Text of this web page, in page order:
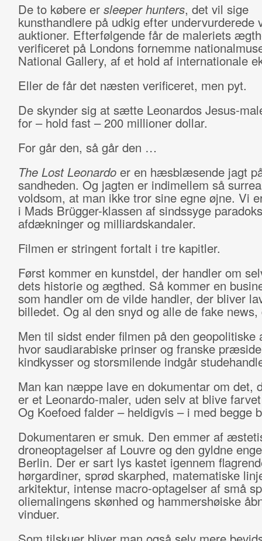
De to købere er sleeper hunters, det vil sige
kunsthandlere på udkig efter undervurderede
auktioner. Efterfølgende får de maleriets
verificeret på Londons fornemme
National Gallery, af et hold af internationale
Eller de får det næsten verificeret, men pyt.
De skynder sig at sætte Leonardos Jesus-
for – hold fast – 200 millioner dollar.
For går den, så går den …
The Lost Leonardoer en hæsblæsende jagt
sandheden. Og jagten er indimellem så
voldsom, at man ikke tror sine egne øjne. Vi
i Mads Brügger-klassen af sindssyge
afdækninger og milliardskandaler.
Filmen er stringent fortalt i tre kapitler.
Først kommer en kunstdel, der handler om
dets historie og ægthed. Så kommer en
som handler om de vilde handler, der bliver
billedet. Og al den snyd og alle de fake news,
Men til sidst ender filmen på den geopolitiske
hvor saudiarabiske prinser og franske
kindkysser og storsmilende indgår
Man kan næppe lave en dokumentar om det,
er et Leonardo-maler, uden selv at blive
Og Koefoed falder – heldigvis – i med begge
Dokumentaren er smuk. Den emmer af
droneoptagelser af Louvre og den gyldne
Berlin. Der er sart lys kastet igennem
hørgardiner, sprød skarphed, matematiske
arkitektur, intense macro-optagelser af små
oliemalingens skønhed og hammershøiske
vinduer.